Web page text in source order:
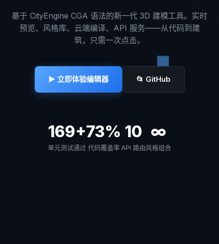
基于 CityEngine CGA 语法的新一代 3D 建模工具。实时
预览、风格库、云端编译、API 服务——从代码到建
筑，只需一次点击。
▶ 立即体验编辑器 📂 GitHub
169+
单元测试通过
73%
代码覆盖率
10
API 路由
∞
风格组合